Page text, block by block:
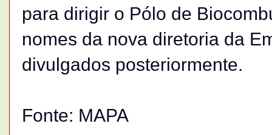
para dirigir o Pólo de
nomes da nova diretoria da
divulgados posteriormente.
Fonte: MAPA